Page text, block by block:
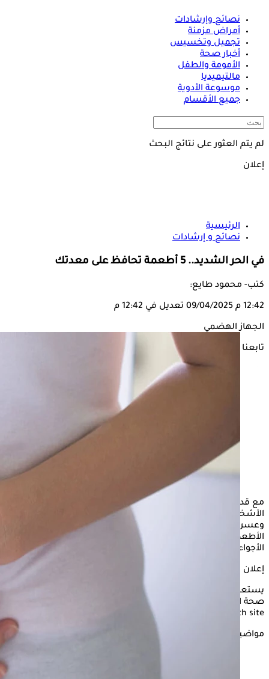
نصائح وإرشادات
أمراض مزمنة
تجميل وتخسيس
أخبار صحة
الأمومة والطفل
مالتيميديا
موسوعة الأدوية
جميع الأقسام
لم يتم العثور على نتائج البحث
إعلان
الرئيسية
نصائح و إرشادات
في الحر الشديد.. 5 أطعمة تحافظ على معدتك
كتب- محمود طايع:
12:42 م 09/04/2025 تعديل في 12:42 م
الجهاز الهضمي
تابعنا على
مع قدوم فصل الصيف وأرتفاع درجات الحرارة، قد يعاني بعض
الأشخاص من الاضطرابات في
الجهاز الهضمي
وعسر الهضم، والغثيان، وفي هذا الشأن يبحث البعض عن
الأطعمة التي تساهم في الحفاظ على صحة الجهاز الهضمي وسط
الأجواء الحارة.
إعلان
يستعرض "الكونسلتو" في هذه السطور الأطعمة التي تساهم على
صحة الجهاز الهضمي في فصل الصيف، وذلك وفقًا لما ذكره موقع
the health site
مواضيع ذات صلة